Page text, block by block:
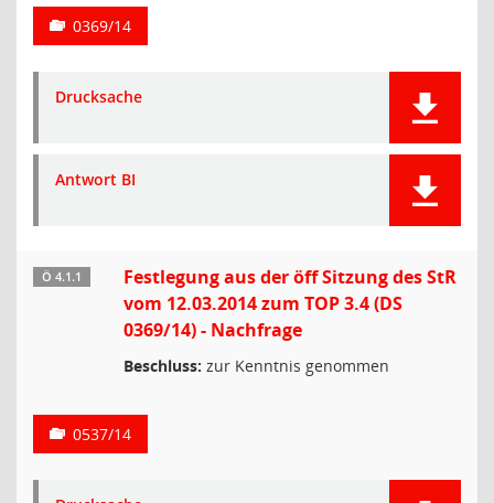
0369/14
Drucksache
Antwort BI
Ö 4.1.1
Festlegung aus der öff Sitzung des StR
vom 12.03.2014 zum TOP 3.4 (DS
0369/14) - Nachfrage
Beschluss: zur Kenntnis genommen
0537/14